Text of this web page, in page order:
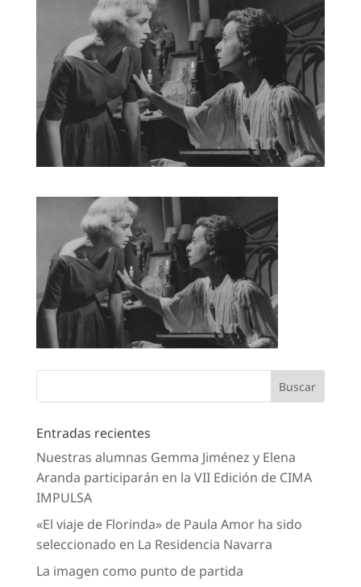
Entradas recientes
Nuestras alumnas Gemma Jiménez y Elena
Aranda participarán en la VII Edición de CIMA
IMPULSA
«El viaje de Florinda» de Paula Amor ha sido
seleccionado en La Residencia Navarra
La imagen como punto de partida